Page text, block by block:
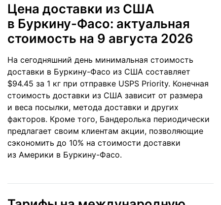
Цена доставки из США
в Буркину-Фасо: актуальная
стоимость на 9 августа 2026
На сегодняшний день минимальная стоимость
доставки в Буркину-Фасо из США составляет
$94.45 за 1 кг при отправке USPS Priority. Конечная
стоимость доставки из США зависит от размера
и веса посылки, метода доставки и других
факторов. Кроме того, Бандеролька периодически
предлагает своим клиентам акции, позволяющие
сэкономить до 10% на стоимости доставки
из Америки в Буркину-Фасо.